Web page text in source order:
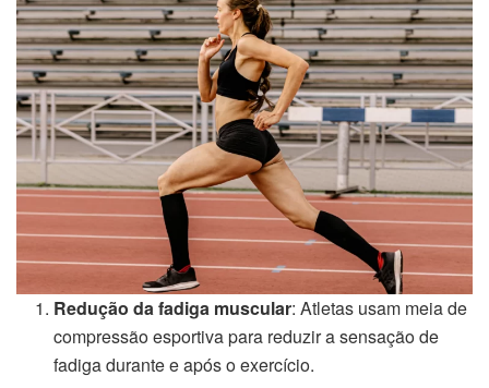
Redução da fadiga muscular: Atletas usam meia de
compressão esportiva para reduzir a sensação de
fadiga durante e após o exercício.